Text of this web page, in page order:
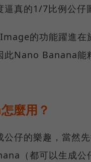
真的1/7比例公仔
的功能躍進在
此Nano Banana
麼用？
公仔的樂趣，當然
（都可以生成公